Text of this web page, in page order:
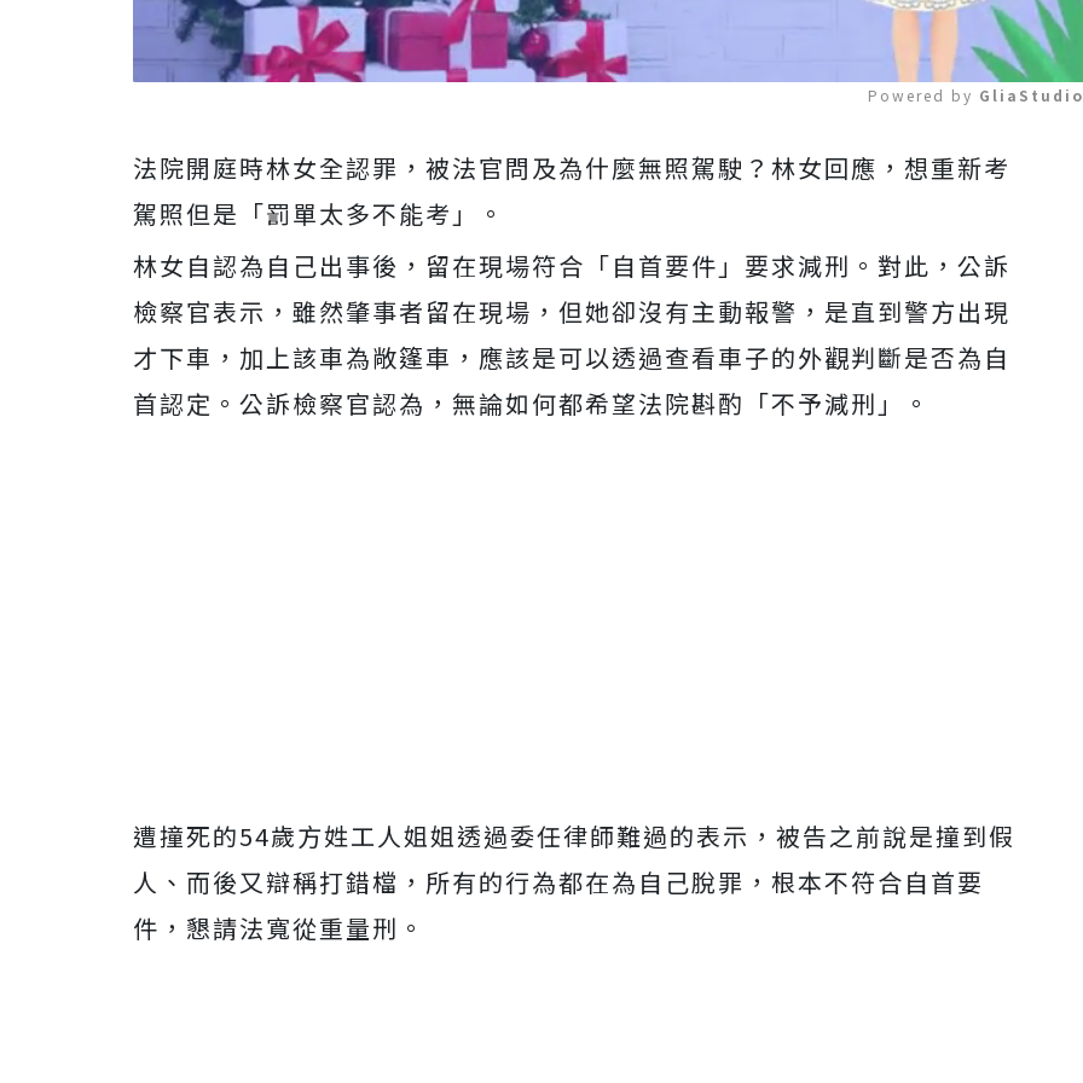
Mute
Powered by
法院開庭時林女全認罪，被法官問及為什麼無照駕駛？林女回應，想重新考
駕照但是「罰單太多不能考」。
林女自認為自己出事後，留在現場符合「自首要件」要求減刑。對此，公訴
檢察官表示，雖然肇事者留在現場，但她卻沒有主動報警，是直到警方出現
才下車，加上該車為敞篷車，應該是可以透過查看車子的外觀判斷是否為自
首認定。公訴檢察官認為，無論如何都希望法院斟酌「不予減刑」。
遭撞死的54歲方姓工人姐姐透過委任律師難過的表示，被告之前說是撞到假
人、而後又辯稱打錯檔，所有的行為都在為自己脫罪，根本不符合自首要
件，懇請法寬從重量刑。